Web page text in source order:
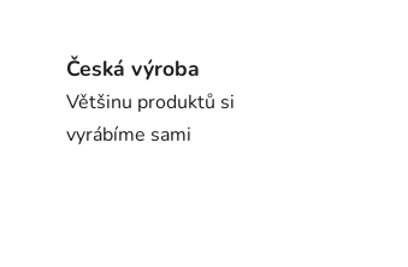
Česká výroba
Většinu produktů si
vyrábíme sami